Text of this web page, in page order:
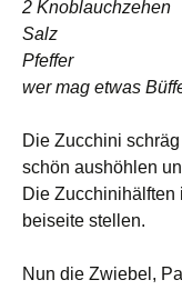
2 Knoblauchzehen
Salz
Pfeffer
wer mag etwas
Die Zucchini
schön aushöhlen
Die Zucchinihälften
beiseite stellen.
Nun die Zwiebel,